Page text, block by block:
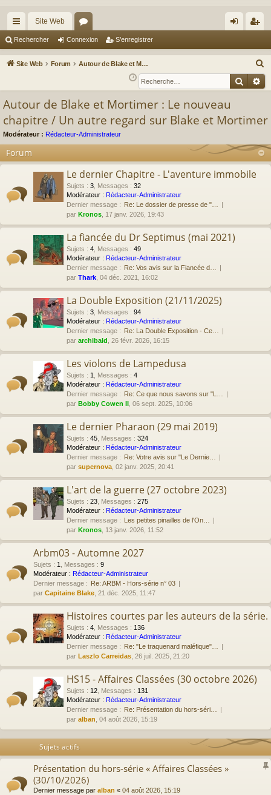
cc
ès
Site Web
or
u ne
xi
nr
eg
Rechercher Connexion S’enregistrer
Site Web Forum Autour de Blake et Mortimer : Le nouveau chapitre / Un autre regard sur Blake et Mortimer
e
c
c
Autour de Blake et Mortimer : Le nouveau
chapitre / Un autre regard sur Blake et Mortimer
Modérateur : Rédacteur-Administrateur
Forum
Le dernier Chapitre - L'aventure immobile
Sujets : 3 Messages : 32
Modérateur : Rédacteur-Administrateur
Dernier message :
Re: Le dossier de presse de "…
par Kronos , 17 janv. 2026, 19:43
La fiancée du Dr Septimus (mai 2021)
Sujets : 4 Messages : 49
Modérateur : Rédacteur-Administrateur
Dernier message :
Re: Vos avis sur la Fiancée d…
par Thark , 04 déc. 2021, 16:02
La Double Exposition (21/11/2025)
Sujets : 3 Messages : 94
Modérateur : Rédacteur-Administrateur
Dernier message :
Re: La Double Exposition - Ce…
par archibald , 26 févr. 2026, 16:15
Les violons de Lampedusa
Sujets : 1 Messages : 4
Modérateur : Rédacteur-Administrateur
Dernier message :
Re: Ce que nous savons sur "L…
par Bobby Cowen II , 06 sept. 2025, 10:06
Le dernier Pharaon (29 mai 2019)
Sujets : 45 Messages : 324
Modérateur : Rédacteur-Administrateur
Dernier message :
Re: Votre avis sur "Le Dernie…
par supernova , 02 janv. 2025, 20:41
L'art de la guerre (27 octobre 2023)
Sujets : 23 Messages : 275
Modérateur : Rédacteur-Administrateur
Dernier message :
Les petites pinailles de l'On…
par Kronos , 13 janv. 2026, 11:52
Arbm03 - Automne 2027
Sujets : 1 Messages : 9
Modérateur : Rédacteur-Administrateur
Dernier message :
Re: ARBM - Hors-série n° 03
par Capitaine Blake , 21 déc. 2025, 11:47
Histoires courtes par les auteurs de la série.
Sujets : 4 Messages : 136
Modérateur : Rédacteur-Administrateur
Dernier message :
Re: "Le traquenard maléfique"…
par Laszlo Carreidas , 26 juil. 2025, 21:20
HS15 - Affaires Classées (30 octobre 2026)
Sujets : 12 Messages : 131
Modérateur : Rédacteur-Administrateur
Dernier message :
Re: Présentation du hors-séri…
par alban , 04 août 2026, 15:19
Sujets actifs
Présentation du hors-série « Affaires Classées »
(30/10/2026)
Dernier message par alban « 04 août 2026, 15:19